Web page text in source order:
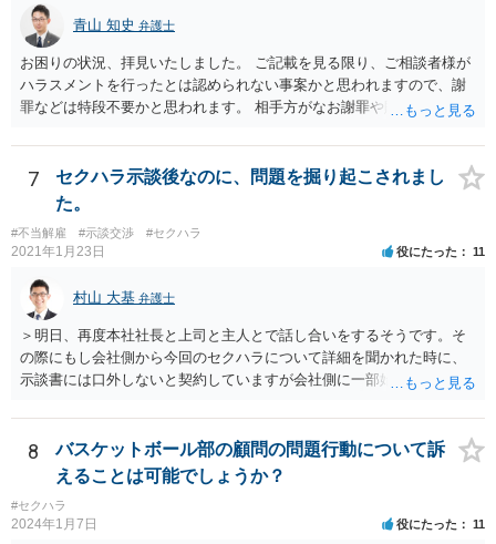
青山 知史 弁護士
お困りの状況、拝見いたしました。 ご記載を見る限り、ご相談者様が
ハラスメントを行ったとは認められない事案かと思われますので、謝
罪などは特段不要かと思われます。 相手方がなお謝罪や賠償を要求す
訴訟などによって債務不存在確認などを求めることも可能です。 相手
方の行為は、ご相談者様の名誉や名誉感情を損なう事項を第三者に通
知したものであり、社内でも共有されている実態を考えれば、金額の
多寡は別として、名誉毀損に基づく損害賠償請求などが成立する可能
性もあるかと思われます。 本件に対する対応ですが、そもそも根拠を
欠く主張であり、会社としても相手方の請求を取り合うつもり事態が
ない可能性もあるかと思われます。 こうした場合であれば、結局は相
手方として、言い分がなにも通らないまま、断念ををすることにな
り、ご相談者様も直接に問題のある人物と接触を持たずに済むかと思
いますので、必ずしも、ご相談者様がコストをかけて、相手方を責め
るまでをしなくともよいかとも考えられます。 もっとも、ご相談者様
として本件行動が納得できない場合には、コスト面も生じることから
十分にご検討をいただく必要はあるかと思いますが、相手方に対して
正式な警告の書面を送ったり、名誉毀損に当たりうる行為について、
賠償を求めていく余地はあるかと思われます。
7
セクハラ示談後なのに、問題を掘り起こされまし
た。
#不当解雇 #示談交渉 #セクハラ
2021年1月23日 役にたった 11
村山 大基 弁護士
＞明日、再度本社社長と上司と主人とで話し合いをするそうです。そ
の際にもし会社側から今回のセクハラについて詳細を聞かれた時に、
示談書には口外しないと契約していますが会社側に一部始終を話して
合、どのように対応したら良いですか？ 一番無難なのは、①事前に弁
護士に相談してからにしたい、と伝え、②話し合いを延期してもらっ
てご主人が近くで法律相談に行くことです。 ネット上ですと、示談書
も確認できませんし、「言葉による下ネタ」がどのようなものか、示
談に至る具体的な経緯、示談後相手が会社に話した内容など、詳しい
事情がわかりません。これらの事情がわからずに、相談者さんからの
8
バスケットボール部の顧問の問題行動について訴
えることは可能でしょうか？
#セクハラ
2024年1月7日 役にたった 11